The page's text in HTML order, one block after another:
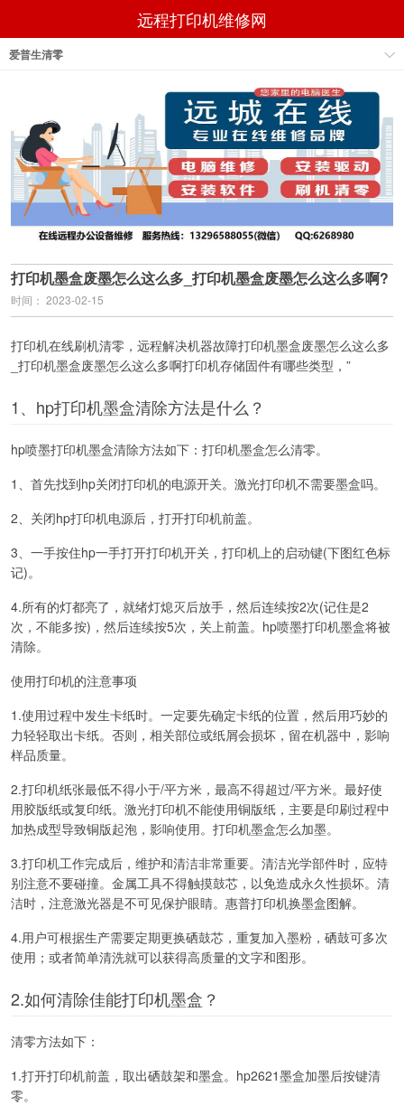
远程打印机维修网
爱普生清零
打印机墨盒废墨怎么这么多_打印机墨盒废墨怎么这么多啊?
时间： 2023-02-15
打印机在线刷机清零，远程解决机器故障打印机墨盒废墨怎么这么多
_打印机墨盒废墨怎么这么多啊打印机存储固件有哪些类型，”
1、hp打印机墨盒清除方法是什么？
hp喷墨打印机墨盒清除方法如下：打印机墨盒怎么清零。
1、首先找到hp关闭打印机的电源开关。激光打印机不需要墨盒吗。
2、关闭hp打印机电源后，打开打印机前盖。
3、一手按住hp一手打开打印机开关，打印机上的启动键(下图红色标
记)。
4.所有的灯都亮了，就绪灯熄灭后放手，然后连续按2次(记住是2
次，不能多按)，然后连续按5次，关上前盖。hp喷墨打印机墨盒将被
清除。
使用打印机的注意事项
1.使用过程中发生卡纸时。一定要先确定卡纸的位置，然后用巧妙的
力轻轻取出卡纸。否则，相关部位或纸屑会损坏，留在机器中，影响
样品质量。
2.打印机纸张最低不得小于/平方米，最高不得超过/平方米。最好使
用胶版纸或复印纸。激光打印机不能使用铜版纸，主要是印刷过程中
加热成型导致铜版起泡，影响使用。打印机墨盒怎么加墨。
3.打印机工作完成后，维护和清洁非常重要。清洁光学部件时，应特
别注意不要碰撞。金属工具不得触摸鼓芯，以免造成永久性损坏。清
洁时，注意激光器是不可见保护眼睛。惠普打印机换墨盒图解。
4.用户可根据生产需要定期更换硒鼓芯，重复加入墨粉，硒鼓可多次
使用；或者简单清洗就可以获得高质量的文字和图形。
2.如何清除佳能打印机墨盒？
清零方法如下：
1.打开打印机前盖，取出硒鼓架和墨盒。hp2621墨盒加墨后按键清
零。